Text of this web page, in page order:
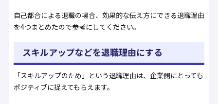
自己都合による退職の場合、効果的な伝え方にできる退職理由
を4つまとめたので参考にしてください。
スキルアップなどを退職理由にする
「スキルアップのため」という退職理由は、企業側にとっても
ポジティブに捉えてもらえます。